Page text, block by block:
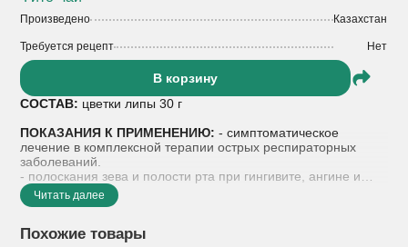
Произведено Казахстан
Требуется рецепт Нет
В корзину
СОСТАВ: цветки липы 30 г
ПОКАЗАНИЯ К ПРИМЕНЕНИЮ:- симптоматическое
лечение в комплексной терапии острых респираторных
заболеваний.
- полоскания зева и полости рта при гингивите, ангине и
стоматите.
препарата помещают в эмалированную посуду, заливают
Читать далее
Похожие товары